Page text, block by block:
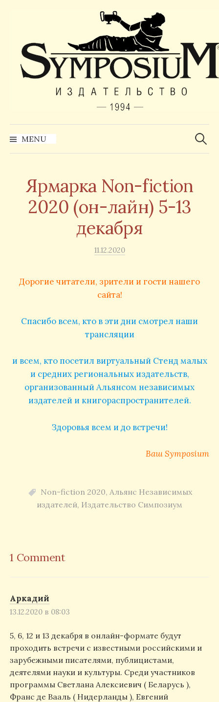
MENU Найти:
Ярмарка Non-fiction
2020 (он-лайн) 5-13
декабря
11.12.2020
Дорогие читатели, зрители и гости нашего
сайта!
Спасибо всем, кто в эти дни смотрел наши
трансляции
и всем, кто посетил виртуальный Стенд малых
и средних региональных издательств,
организованный Альянсом независимых
издателей и книгораспространителей.
Здоровья всем и до встречи!
Ваш Symposium
Non-fiction 2020, Альянс Независимых
издателей, Издательство Симпозиум
1 Comment
Аркадий
13.12.2020 в 08:03
5, 6, 12 и 13 декабря в онлайн-формате будут
проходить встречи с известными российскими и
зарубежными писателями, публицистами,
деятелями науки и культуры. Среди участников
программы Светлана Алексиевич ( Беларусь ),
Франс де Вааль ( Нидерланды ), Евгений